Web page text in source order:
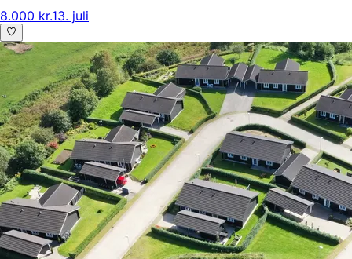
8.000 kr.13. juli